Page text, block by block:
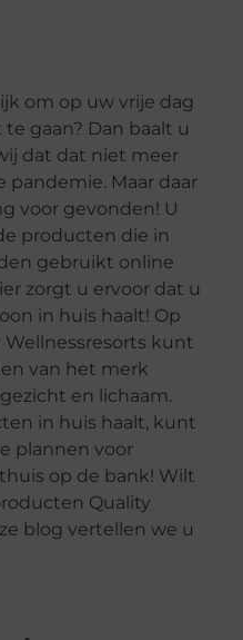
om op uw vrije dag
gaan? Dan baalt u
dat dat niet meer
pandemie. Maar daar
voor gevonden! U
producten die in
gebruikt online
zorgt u ervoor dat u
in huis haalt! Op
kunt
van het merk
en lichaam.
in huis haalt, kunt
plannen voor
op de bank! Wilt
Quality
blog vertellen we u